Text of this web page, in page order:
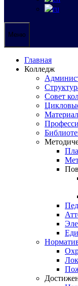
Меню
Главная
Колледж
Совет